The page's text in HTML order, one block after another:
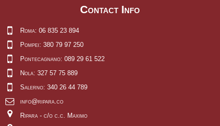
Contact Info
Roma: 06 835 23 894
Pompei: 380 79 97 250
Pontecagnano: 089 29 61 522
Nola: 327 57 75 889
Salerno: 340 26 44 789
info@ripara.co
Ripara - c/o c.c. Maximo